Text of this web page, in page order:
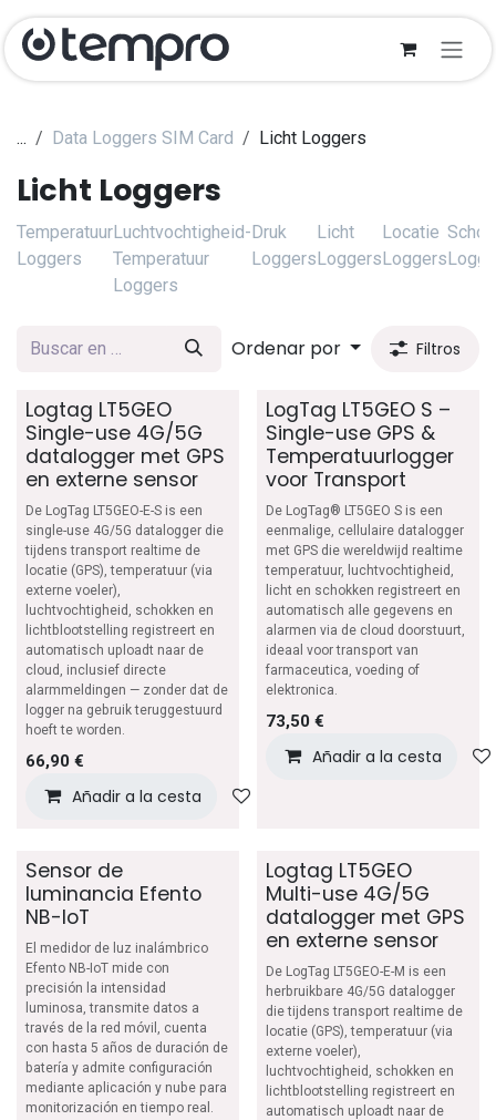
Ir al contenido
... Data Loggers SIM Card Licht Loggers
Licht Loggers
Temperatuur
Loggers
Luchtvochtigheid-
Temperatuur
Loggers
Druk
Loggers
Licht
Loggers
Locatie
Loggers
Ordenar por Filtros
Logtag LT5GEO
Single-use 4G/5G
datalogger met GPS
en externe sensor
De LogTag LT5GEO-E-S is een
single-use 4G/5G datalogger die
tijdens transport realtime de
locatie (GPS), temperatuur (via
externe voeler),
luchtvochtigheid, schokken en
lichtblootstelling registreert en
automatisch uploadt naar de
cloud, inclusief directe
alarmmeldingen — zonder dat de
logger na gebruik teruggestuurd
hoeft te worden.
66,90 €
Añadir a la cesta
LogTag LT5GEO S –
Single-use GPS &
Temperatuurlogger
voor Transport
De LogTag® LT5GEO S is een
eenmalige, cellulaire datalogger
met GPS die wereldwijd realtime
temperatuur, luchtvochtigheid,
licht en schokken registreert en
automatisch alle gegevens en
alarmen via de cloud doorstuurt,
ideaal voor transport van
farmaceutica, voeding of
elektronica.
73,50€
Añadir a la cesta
Sensor de
luminancia Efento
NB-IoT
El medidor de luz inalámbrico
Efento NB-IoT mide con
precisión la intensidad
luminosa, transmite datos a
través de la red móvil, cuenta
con hasta 5 años de duración de
batería y admite configuración
mediante aplicación y nube para
monitorización en tiempo real.
Logtag LT5GEO
Multi-use 4G/5G
datalogger met GPS
en externe sensor
De LogTag LT5GEO-E-M is een
herbruikbare 4G/5G datalogger
die tijdens transport realtime de
locatie (GPS), temperatuur (via
externe voeler),
luchtvochtigheid, schokken en
lichtblootstelling registreert en
automatisch uploadt naar de